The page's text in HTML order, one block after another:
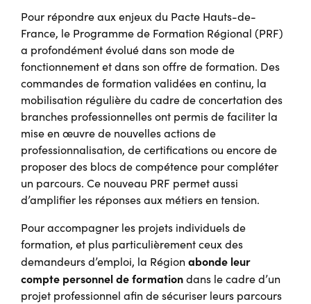
Pour répondre aux enjeux du Pacte Hauts-de-
France, le Programme de Formation Régional (PRF)
a profondément évolué dans son mode de
fonctionnement et dans son offre de formation. Des
commandes de formation validées en continu, la
mobilisation régulière du cadre de concertation des
branches professionnelles ont permis de faciliter la
mise en œuvre de nouvelles actions de
professionnalisation, de certifications ou encore de
proposer des blocs de compétence pour compléter
un parcours. Ce nouveau PRF permet aussi
d’amplifier les réponses aux métiers en tension.
Pour accompagner les projets individuels de
formation, et plus particulièrement ceux des
demandeurs d’emploi, la Région abonde leur
compte personnel de formationdans le cadre d’un
projet professionnel afin de sécuriser leurs parcours